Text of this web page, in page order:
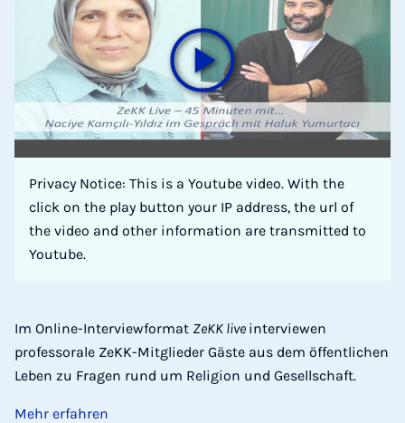
Privacy Notice: This is a Youtube video. With the
click on the play button your IP address, the url of
the video and other information are transmitted to
Youtube.
Im Online-Interviewformat ZeKK live interviewen
professorale ZeKK-Mitglieder Gäste aus dem öffentlichen
Leben zu Fragen rund um Religion und Gesellschaft.
Mehr erfahren